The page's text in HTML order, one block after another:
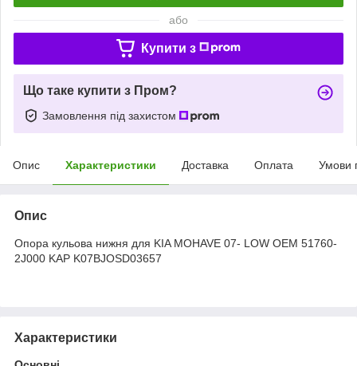
або
Купити з
Що таке купити з Пром?
Замовлення під захистом
Опис Характеристики Доставка Оплата Умови
Опис
Опора кульова нижня для KIA MOHAVE 07- LOW OEM 51760-
2J000 KAP K07BJOSD03657
Характеристики